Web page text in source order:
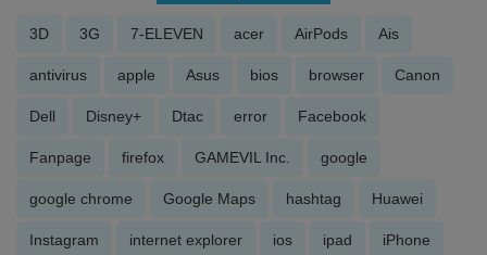
3D 3G 7-ELEVEN acer AirPods Ais
antivirus apple Asus bios browser Canon
Dell Disney+ Dtac error Facebook
Fanpage firefox GAMEVIL Inc. google
google chrome Google Maps hashtag Huawei
Instagram internet explorer ios ipad iPhone